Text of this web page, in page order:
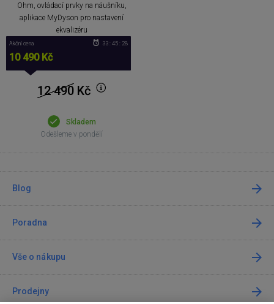
Ohm, ovládací prvky na náušníku,
aplikace MyDyson pro nastavení
ekvalizéru
Akční cena
10 490 Kč
33 : 45 : 28
12 490Kč
Skladem
Odešleme v pondělí
Blog
Poradna
Vše o nákupu
Prodejny